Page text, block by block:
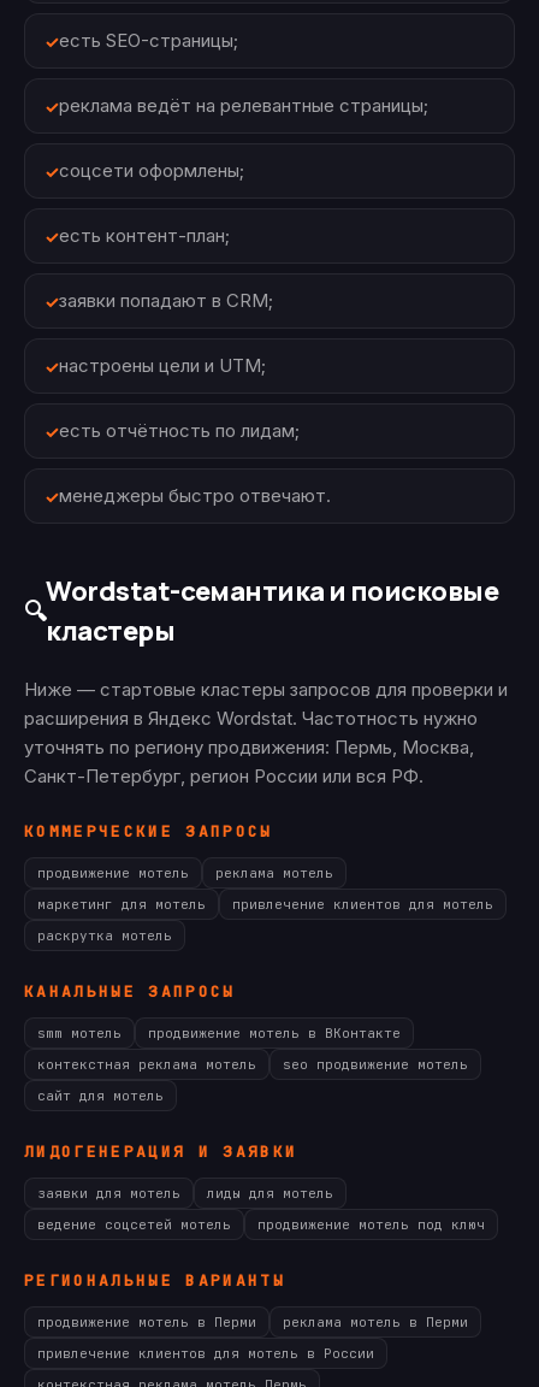
есть SEO-страницы;
реклама ведёт на релевантные страницы;
соцсети оформлены;
есть контент-план;
заявки попадают в CRM;
настроены цели и UTM;
есть отчётность по лидам;
менеджеры быстро отвечают.
🔍
Wordstat-семантика и поисковые
кластеры
Ниже — стартовые кластеры запросов для проверки и
расширения в Яндекс Wordstat. Частотность нужно
уточнять по региону продвижения: Пермь, Москва,
Санкт-Петербург, регион России или вся РФ.
КОММЕРЧЕСКИЕ ЗАПРОСЫ
продвижение мотель
реклама мотель
маркетинг для мотель
привлечение клиентов для мотель
раскрутка мотель
КАНАЛЬНЫЕ ЗАПРОСЫ
smm мотель
продвижение мотель в ВКонтакте
контекстная реклама мотель
seo продвижение мотель
сайт для мотель
ЛИДОГЕНЕРАЦИЯ И ЗАЯВКИ
заявки для мотель
лиды для мотель
ведение соцсетей мотель
продвижение мотель под ключ
РЕГИОНАЛЬНЫЕ ВАРИАНТЫ
продвижение мотель в Перми
реклама мотель в Перми
привлечение клиентов для мотель в России